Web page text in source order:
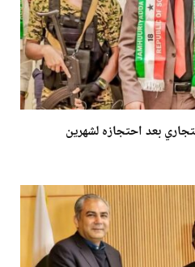
بعد احتجازه لشهرين